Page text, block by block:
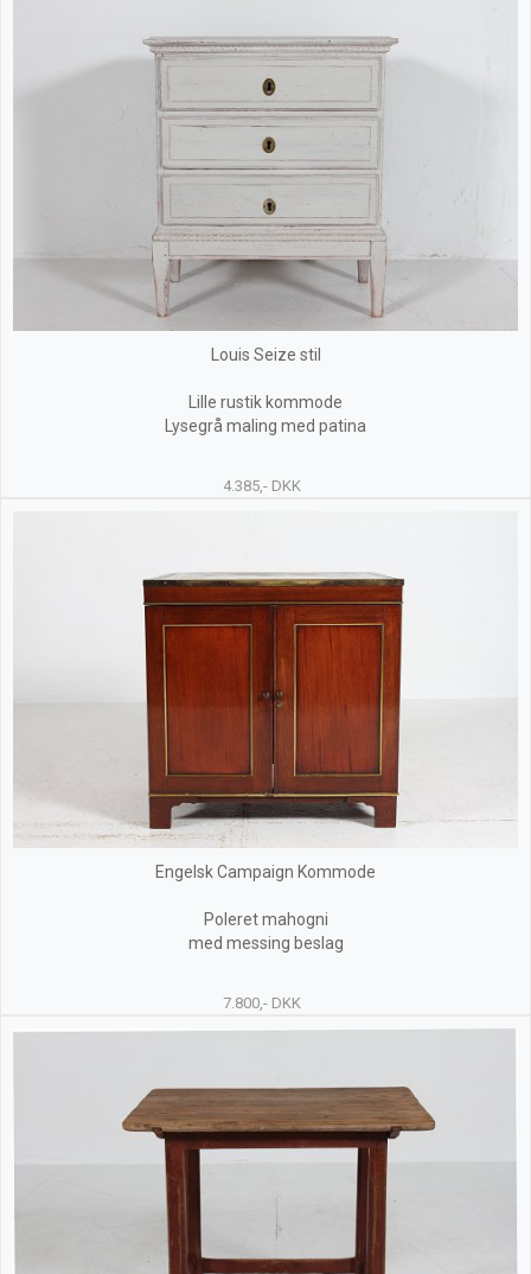
Louis Seize stil
Lille rustik kommode
Lysegrå maling med patina
4.385,- DKK
Engelsk Campaign Kommode
Poleret mahogni
med messing beslag
7.800,- DKK